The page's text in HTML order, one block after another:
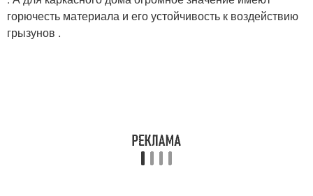
горючесть материала и его устойчивость к воздействию
грызунов .